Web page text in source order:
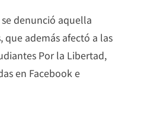
se denunció aquella
además afectó a las
Por la Libertad,
en Facebook e